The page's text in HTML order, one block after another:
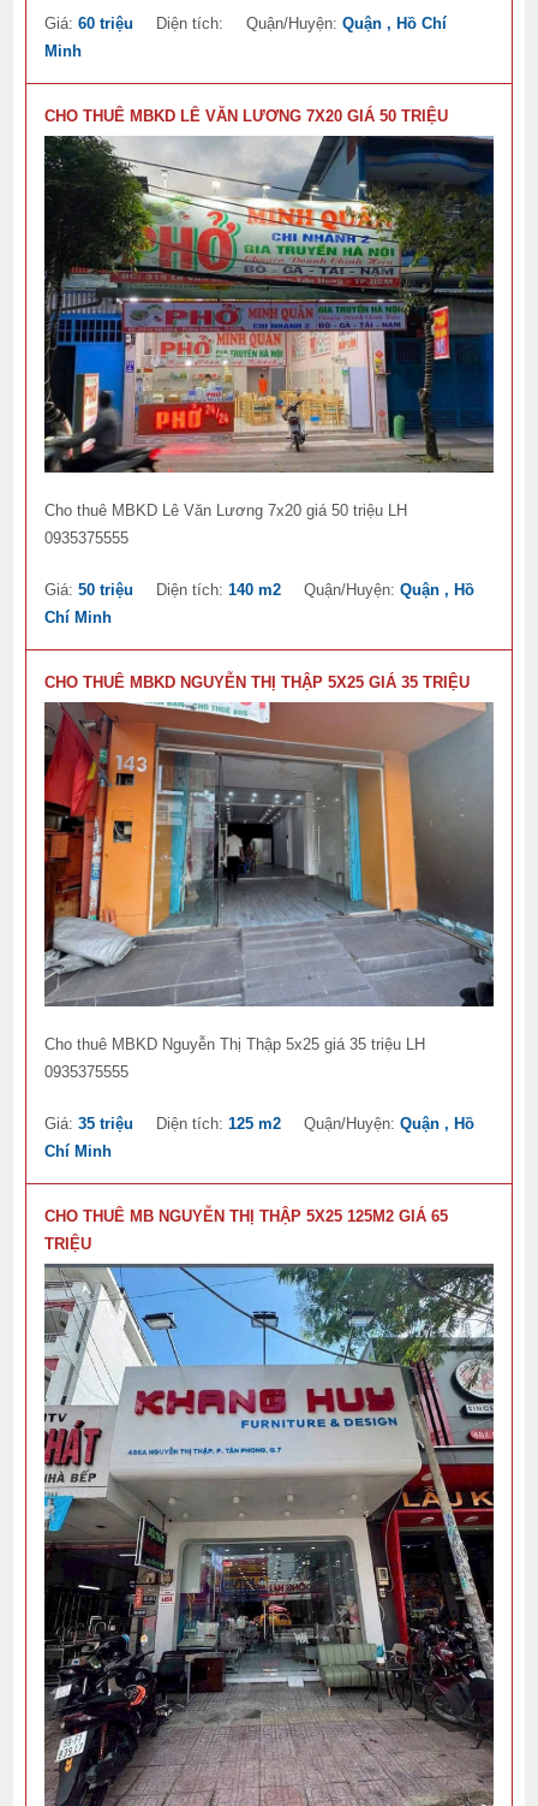
Giá:60 triệu Diện tích: Quận/Huyện:Quận , Hồ Chí
Minh
CHO THUÊ MBKD LÊ VĂN LƯƠNG 7X20 GIÁ 50 TRIỆU
Cho thuê MBKD Lê Văn Lương 7x20 giá 50 triệu LH
0935375555
Giá:50 triệu Diện tích:140 m2 Quận/Huyện:Quận , Hồ
Chí Minh
CHO THUÊ MBKD NGUYỄN THỊ THẬP 5X25 GIÁ 35 TRIỆU
Cho thuê MBKD Nguyễn Thị Thập 5x25 giá 35 triệu LH
0935375555
Giá:35 triệu Diện tích:125 m2 Quận/Huyện:Quận , Hồ
Chí Minh
CHO THUÊ MB NGUYỄN THỊ THẬP 5X25 125M2 GIÁ 65
TRIỆU